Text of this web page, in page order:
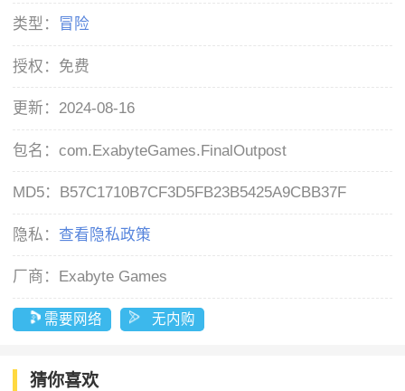
类型： 冒险
授权： 免费
更新： 2024-08-16
包名：com.ExabyteGames.FinalOutpost
MD5： B57C1710B7CF3D5FB23B5425A9CBB37F
隐私： 查看隐私政策
厂商： Exabyte Games
需要网络 无内购
猜你喜欢